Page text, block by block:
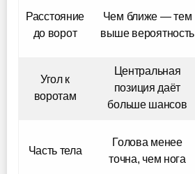
Расстояние
до ворот
Чем ближе — тем
выше вероятность
Угол к
воротам
Центральная
позиция даёт
больше шансов
Часть тела
Голова менее
точна, чем нога